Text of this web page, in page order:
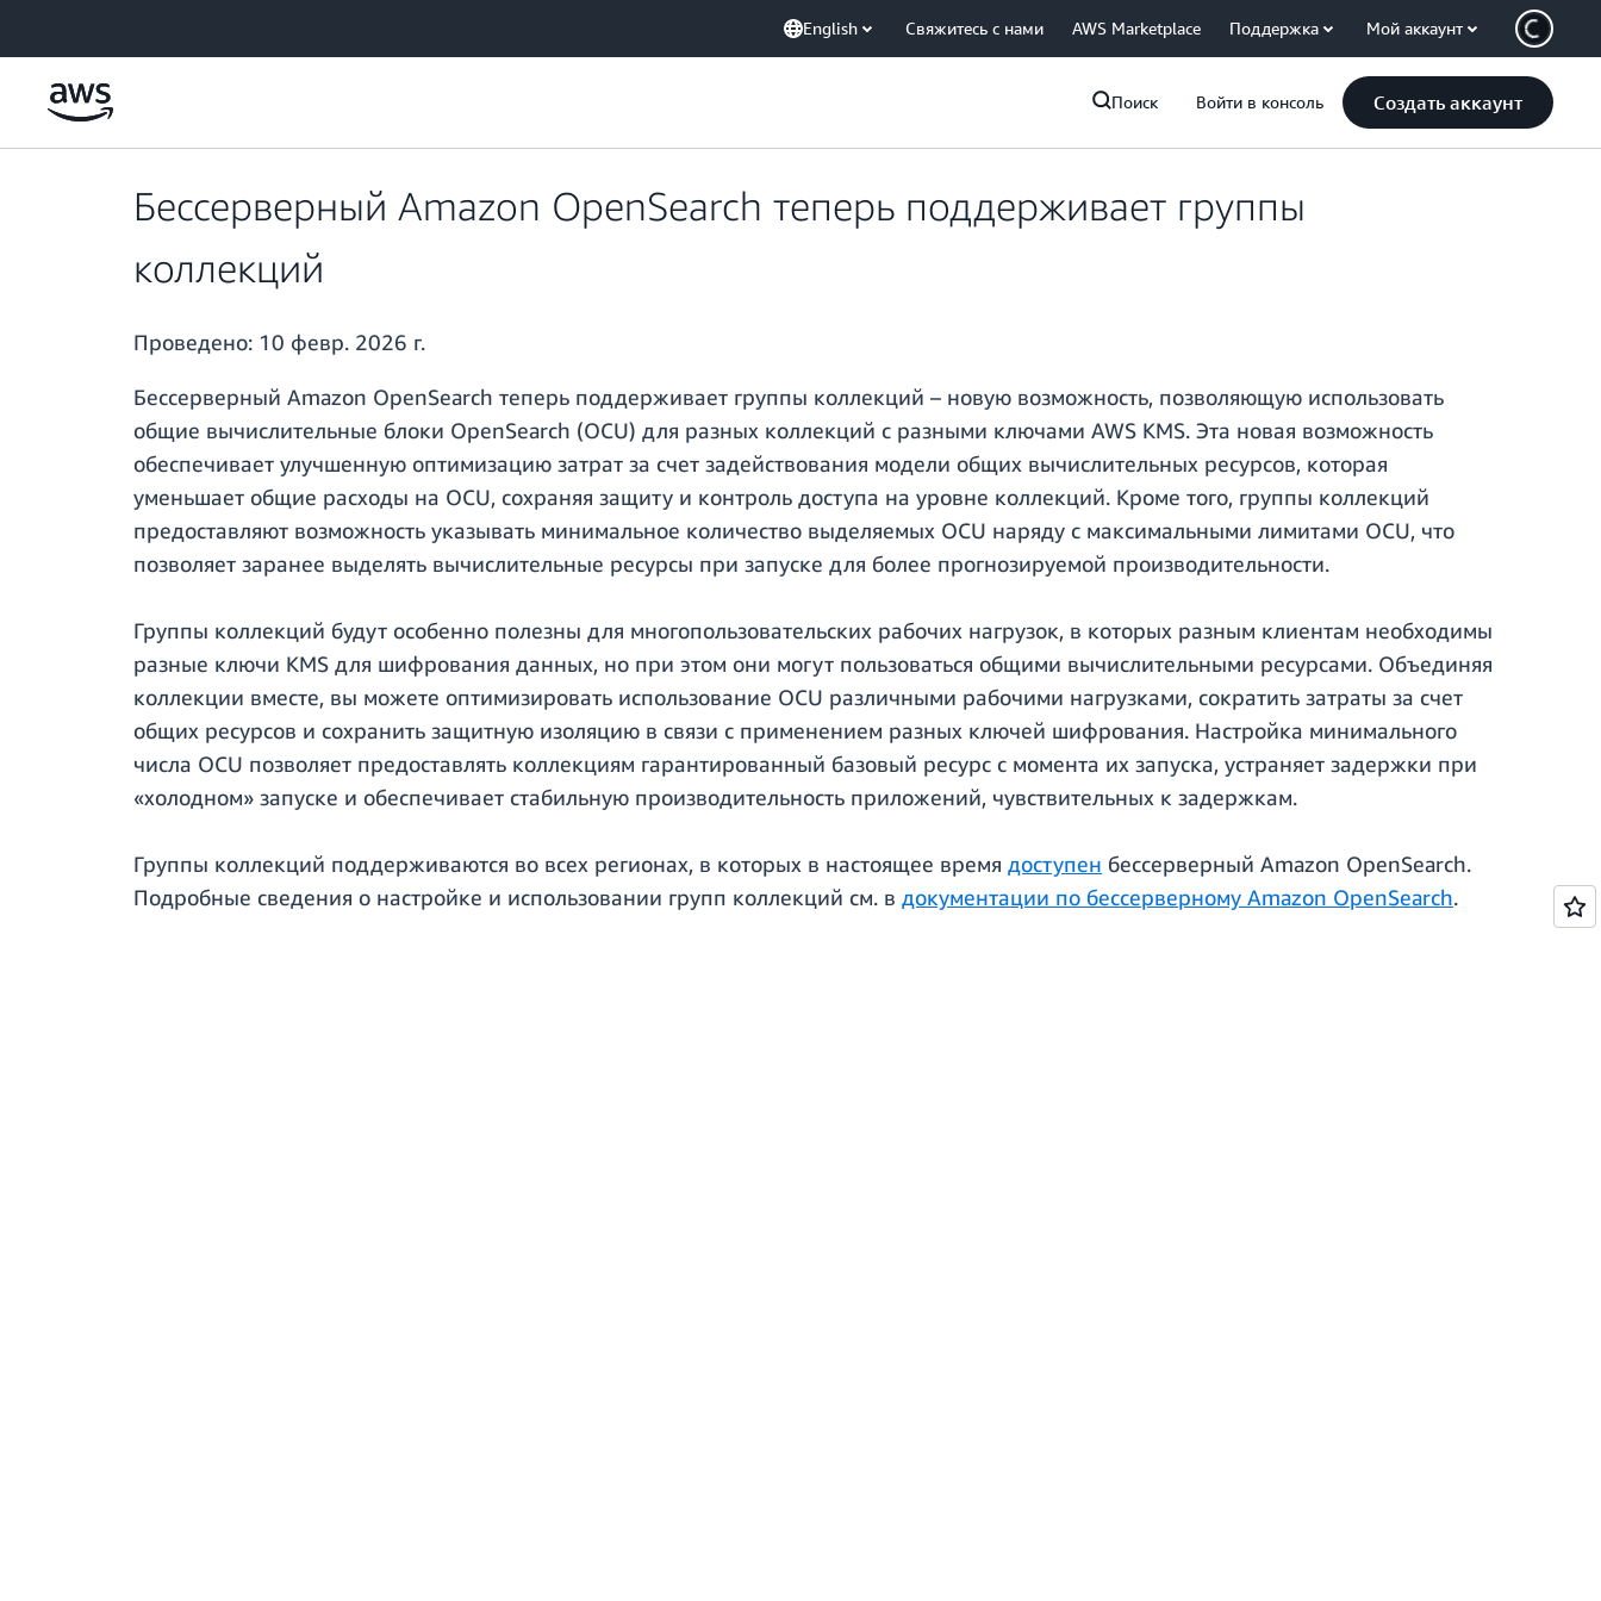
English Свяжитесь с нами AWS Marketplace Поддержка Мой аккаунт
Поиск Войти в консоль Создать аккаунт
Бессерверный Amazon OpenSearch теперь поддерживает группы
коллекций
Проведено: 10 февр. 2026 г.
Бессерверный Amazon OpenSearch теперь поддерживает группы коллекций – новую возможность, позволяющую использовать
общие вычислительные блоки OpenSearch (OCU) для разных коллекций с разными ключами AWS KMS. Эта новая возможность
обеспечивает улучшенную оптимизацию затрат за счет задействования модели общих вычислительных ресурсов, которая
уменьшает общие расходы на OCU, сохраняя защиту и контроль доступа на уровне коллекций. Кроме того, группы коллекций
предоставляют возможность указывать минимальное количество выделяемых OCU наряду с максимальными лимитами OCU, что
позволяет заранее выделять вычислительные ресурсы при запуске для более прогнозируемой производительности.
Группы коллекций будут особенно полезны для многопользовательских рабочих нагрузок, в которых разным клиентам необходимы
разные ключи KMS для шифрования данных, но при этом они могут пользоваться общими вычислительными ресурсами. Объединяя
коллекции вместе, вы можете оптимизировать использование OCU различными рабочими нагрузками, сократить затраты за счет
общих ресурсов и сохранить защитную изоляцию в связи с применением разных ключей шифрования. Настройка минимального
числа OCU позволяет предоставлять коллекциям гарантированный базовый ресурс с момента их запуска, устраняет задержки при
«холодном» запуске и обеспечивает стабильную производительность приложений, чувствительных к задержкам.
Группы коллекций поддерживаются во всех регионах, в которых в настоящее время доступен бессерверный Amazon OpenSearch.
Подробные сведения о настройке и использовании групп коллекций см. в документации по бессерверному Amazon OpenSearch.